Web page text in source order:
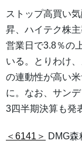
ストップ高買い
昇、ハイテク株
営業日で3.8％の
いる。とりわけ
の連動性が高い
に。なお、サン
3四半期決算も発
＜6141＞ DMG